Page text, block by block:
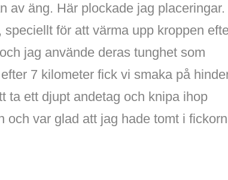
av äng. Här plockade jag placeringar.
för att värma upp kroppen
jag använde deras tunghet som
7 kilometer fick vi smaka på
ta ett djupt andetag och knipa ihop
och var glad att jag hade tomt i